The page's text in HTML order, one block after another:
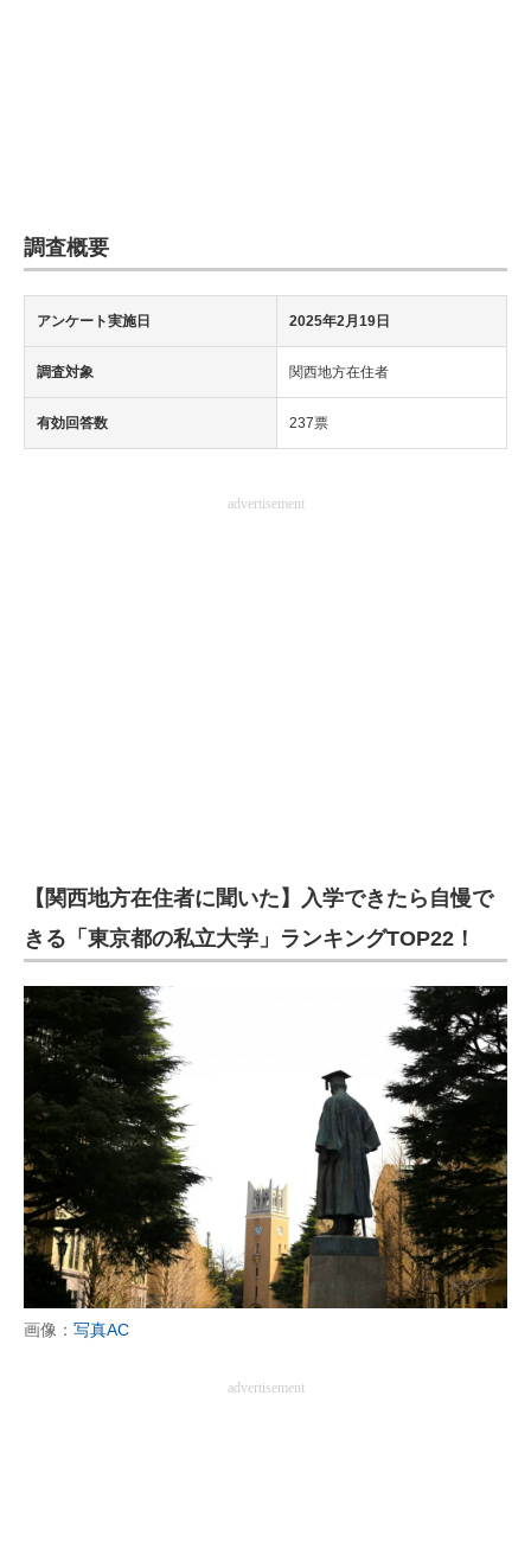
建設×テクノロジーの最前線
調査概要
アンケート実施日 2025年2月19日
調査対象 関西地方在住者
有効回答数 237票
advertisement
【関西地方在住者に聞いた】入学できたら自慢で
きる「東京都の私立大学」ランキングTOP22！
画像： 写真AC
advertisement